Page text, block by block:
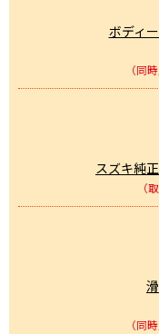
ボディ
（同
スズキ純
（
（同